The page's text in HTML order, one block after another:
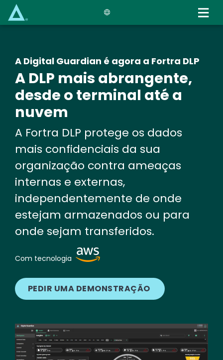
A Digital Guardian é agora a Fortra DLP
A DLP mais abrangente,
desde o terminal até a
nuvem
A Fortra DLP protege os dados
mais confidenciais da sua
organização contra ameaças
internas e externas,
independentemente de onde
estejam armazenados ou para
onde sejam transferidos.
Com tecnologia Image
PEDIR UMA DEMONSTRAÇÃO
Image